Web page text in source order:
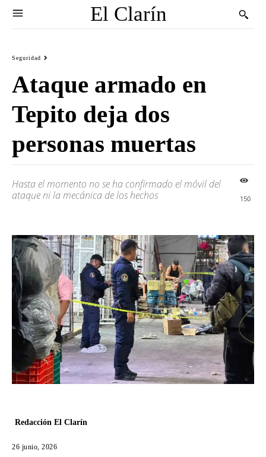
El Clarín
Seguridad
Ataque armado en
Tepito deja dos
personas muertas
Hasta el momento no se ha confirmado el móvil del
ataque ni la mecánica de los hechos
150
Redacción El Clarín
26 junio, 2026